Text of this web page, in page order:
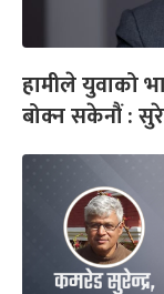
हामीले युवाको
बोक्न सकेनौं :